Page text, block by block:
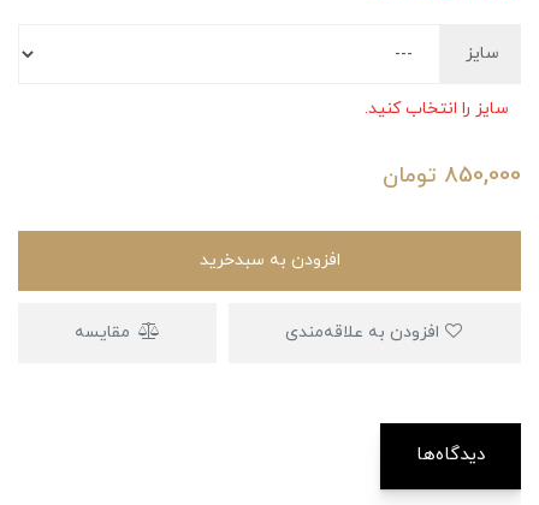
سایز
سایز را انتخاب کنید.
850,000 تومان
افزودن به سبدخرید
مقایسه
دیدگاه‌ها